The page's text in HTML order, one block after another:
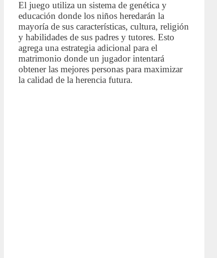
El juego utiliza un sistema de genética y
educación donde los niños heredarán la
mayoría de sus características, cultura, religión
y habilidades de sus padres y tutores. Esto
agrega una estrategia adicional para el
matrimonio donde un jugador intentará
obtener las mejores personas para maximizar
la calidad de la herencia futura.